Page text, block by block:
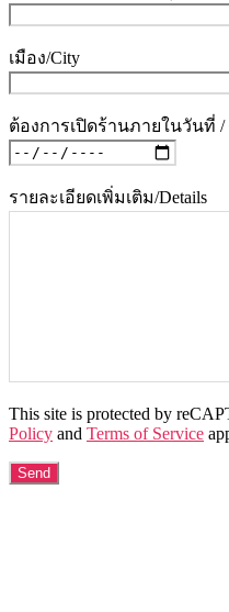
เมือง/City
ต้องการเปิดร้านภายในวันที่ /
รายละเอียดเพิ่มเติม/Details
This site is protected by
Policy and Terms of Service